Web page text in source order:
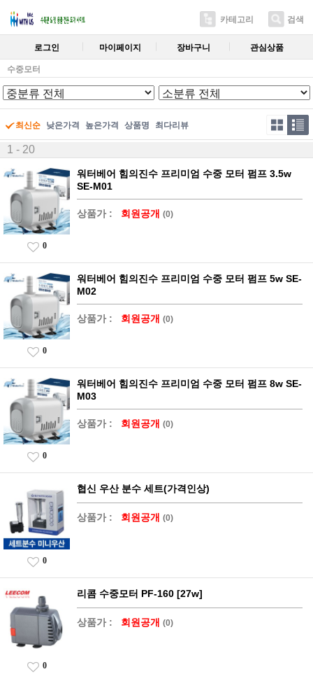
카테고리 검색
로그인 마이페이지 장바구니 관심상품
수중모터
최신순 낮은가격 높은가격 상품명 최다리뷰
1 - 20
워터베어 힘의진수 프리미엄 수중 모터 펌프 3.5w
SE-M01
상품가 : 회원공개 (0)
0
워터베어 힘의진수 프리미엄 수중 모터 펌프 5w SE-
M02
상품가 : 회원공개 (0)
0
워터베어 힘의진수 프리미엄 수중 모터 펌프 8w SE-
M03
상품가 : 회원공개 (0)
0
협신 우산 분수 세트(가격인상)
상품가 : 회원공개 (0)
0
리콤 수중모터 PF-160 [27w]
상품가 : 회원공개 (0)
0